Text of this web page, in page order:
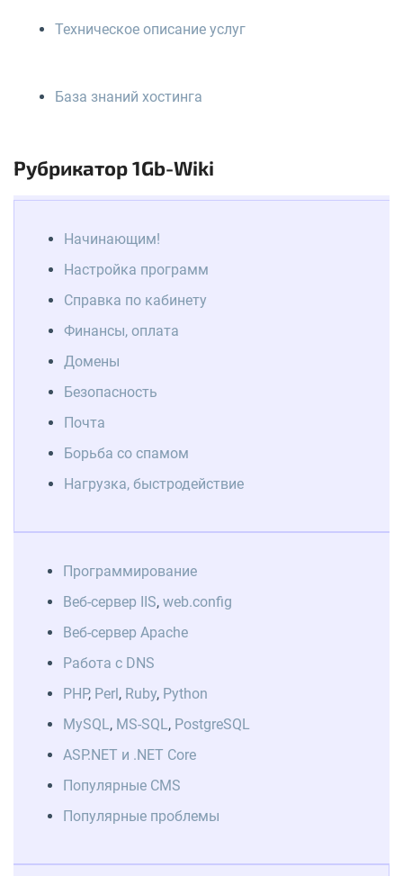
Техническое описание услуг
База знаний хостинга
Рубрикатор 1Gb-Wiki
Начинающим!
Настройка программ
Справка по кабинету
Финансы, оплата
Домены
Безопасность
Почта
Борьба со спамом
Нагрузка, быстродействие
Программирование
Веб-сервер IIS, web.config
Веб-сервер Apache
Работа с DNS
PHP, Perl, Ruby, Python
MySQL, MS-SQL, PostgreSQL
ASP.NET и .NET Core
Популярные CMS
Популярные проблемы